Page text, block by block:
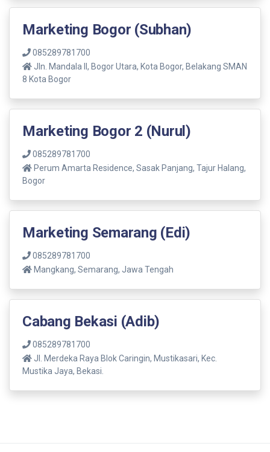
Marketing Bogor (Subhan)
085289781700
Jln. Mandala ll, Bogor Utara, Kota Bogor, Belakang SMAN
8 Kota Bogor
Marketing Bogor 2 (Nurul)
085289781700
Perum Amarta Residence, Sasak Panjang, Tajur Halang,
Bogor
Marketing Semarang (Edi)
085289781700
Mangkang, Semarang, Jawa Tengah
Cabang Bekasi (Adib)
085289781700
Jl. Merdeka Raya Blok Caringin, Mustikasari, Kec.
Mustika Jaya, Bekasi.